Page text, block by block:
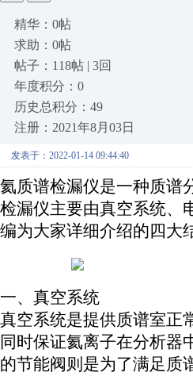
精华：0帖
求助：0帖
帖子：118帖 | 3回
年度积分：0
历史总积分：49
注册：2021年8月03日
发表于：2022-01-14 09:44:40
氦质谱检漏仪是一种质谱
检漏仪主要由真空系统、
编为大家详细介绍的四大
一、 真空系统
真空系统是提供质谱室正
同时保证氦离子在分析器
的节能阀则是为了满足质